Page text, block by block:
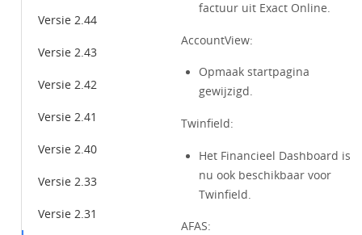
Versie 2.44
Versie 2.43
Versie 2.42
Versie 2.41
Versie 2.40
Versie 2.33
Versie 2.31
factuur uit Exact Online.
AccountView:
Opmaak startpagina
gewijzigd.
Twinfield:
Het Financieel Dashboard is
nu ook beschikbaar voor
Twinfield.
AFAS: